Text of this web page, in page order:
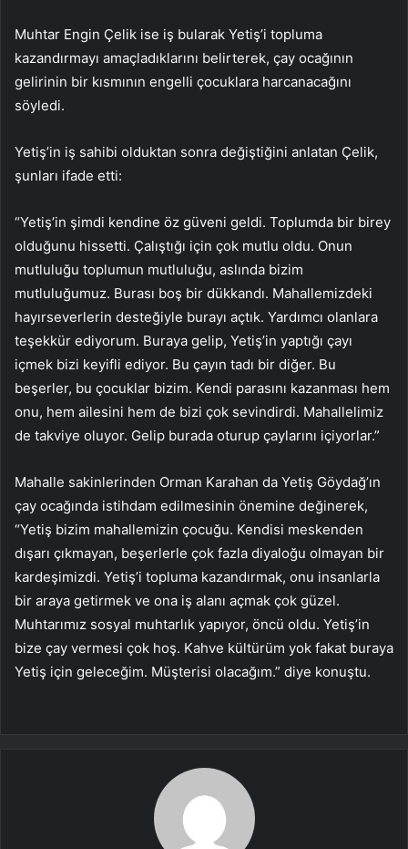
Muhtar Engin Çelik ise iş bularak Yetiş’i topluma
kazandırmayı amaçladıklarını belirterek, çay ocağının
gelirinin bir kısmının engelli çocuklara harcanacağını
söyledi.
Yetiş’in iş sahibi olduktan sonra değiştiğini anlatan Çelik,
şunları ifade etti:
“Yetiş’in şimdi kendine öz güveni geldi. Toplumda bir birey
olduğunu hissetti. Çalıştığı için çok mutlu oldu. Onun
mutluluğu toplumun mutluluğu, aslında bizim
mutluluğumuz. Burası boş bir dükkandı. Mahallemizdeki
hayırseverlerin desteğiyle burayı açtık. Yardımcı olanlara
teşekkür ediyorum. Buraya gelip, Yetiş’in yaptığı çayı
içmek bizi keyifli ediyor. Bu çayın tadı bir diğer. Bu
beşerler, bu çocuklar bizim. Kendi parasını kazanması hem
onu, hem ailesini hem de bizi çok sevindirdi. Mahallelimiz
de takviye oluyor. Gelip burada oturup çaylarını içiyorlar.”
Mahalle sakinlerinden Orman Karahan da Yetiş Göydağ’ın
çay ocağında istihdam edilmesinin önemine değinerek,
“Yetiş bizim mahallemizin çocuğu. Kendisi meskenden
dışarı çıkmayan, beşerlerle çok fazla diyaloğu olmayan bir
kardeşimizdi. Yetiş’i topluma kazandırmak, onu insanlarla
bir araya getirmek ve ona iş alanı açmak çok güzel.
Muhtarımız sosyal muhtarlık yapıyor, öncü oldu. Yetiş’in
bize çay vermesi çok hoş. Kahve kültürüm yok fakat buraya
Yetiş için geleceğim. Müşterisi olacağım.” diye konuştu.